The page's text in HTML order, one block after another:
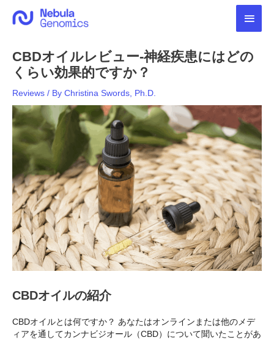
メ
ン
ニ
ュ
ー
CBDオイルレビュー-神経疾患にはどの
くらい効果的ですか？
Reviews / By Christina Swords, Ph.D.
CBDオイルの紹介
CBDオイルとは何ですか？ あなたはオンラインまたは他のメデ
ィアを通してカンナビジオール（CBD）について聞いたことがあ